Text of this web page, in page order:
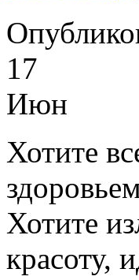
17
Июн
Хотите
Хотите
красоту,